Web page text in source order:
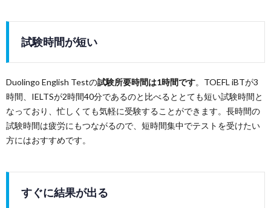
試験時間が短い
Duolingo English Testの試験所要時間は1時間です。TOEFL iBTが3
時間、IELTSが2時間40分であるのと比べるととても短い試験時間と
なっており、忙しくても気軽に受験することができます。長時間の
試験時間は疲労にもつながるので、短時間集中でテストを受けたい
方にはおすすめです。
すぐに結果が出る